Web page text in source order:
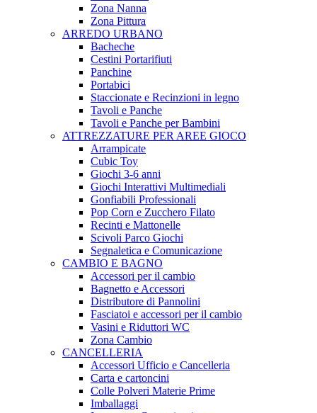
Zona Nanna
Zona Pittura
ARREDO URBANO
Bacheche
Cestini Portarifiuti
Panchine
Portabici
Staccionate e Recinzioni in legno
Tavoli e Panche
Tavoli e Panche per Bambini
ATTREZZATURE PER AREE GIOCO
Arrampicate
Cubic Toy
Giochi 3-6 anni
Giochi Interattivi Multimediali
Gonfiabili Professionali
Pop Corn e Zucchero Filato
Recinti e Mattonelle
Scivoli Parco Giochi
Segnaletica e Comunicazione
CAMBIO E BAGNO
Accessori per il cambio
Bagnetto e Accessori
Distributore di Pannolini
Fasciatoi e accessori per il cambio
Vasini e Riduttori WC
Zona Cambio
CANCELLERIA
Accessori Ufficio e Cancelleria
Carta e cartoncini
Colle Polveri Materie Prime
Imballaggi